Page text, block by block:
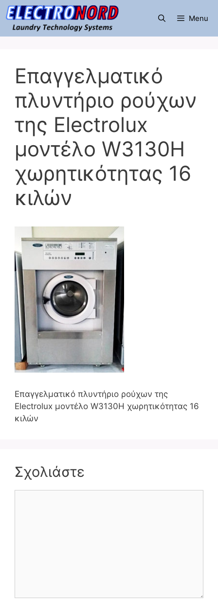
Μετάβαση
σε
περιεχόμενο
Menu
Επαγγελματικό
πλυντήριο ρούχων
της Electrolux
μοντέλο W3130H
χωρητικότητας 16
κιλών
Επαγγελματικό πλυντήριο ρούχων της
Electrolux μοντέλο W3130H χωρητικότητας 16
κιλών
Σχολιάστε